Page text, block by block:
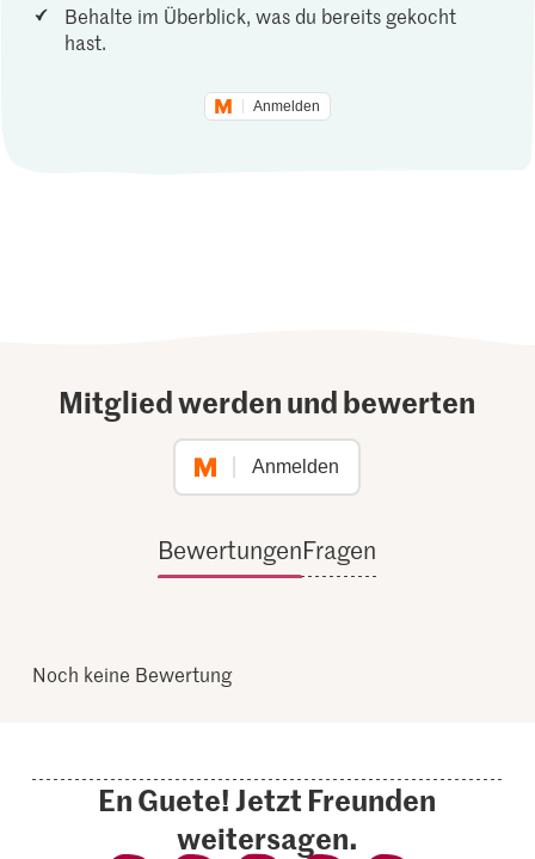
Behalte im Überblick, was du bereits gekocht
hast.
Anmelden
Mitglied werden und bewerten
Anmelden
BewertungenFragen
Noch keine Bewertung
En Guete! Jetzt Freunden
weitersagen.